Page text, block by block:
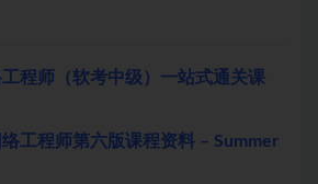
程师（软考中级）一站式通关课
工程师第六版课程资料 – Summer